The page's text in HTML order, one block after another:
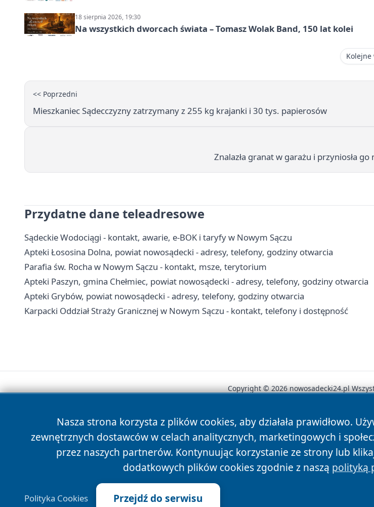
18 sierpnia 2026, 19:30
Na wszystkich dworcach świata – Tomasz Wolak Band, 150 lat kolei
Kolejne
<< Poprzedni
Mieszkaniec Sądecczyzny zatrzymany z 255 kg krajanki i 30 tys. papierosów
Znalazła granat w garażu i przyniosła
Przydatne dane teleadresowe
Sądeckie Wodociągi - kontakt, awarie, e-BOK i taryfy w Nowym Sączu
Apteki Łososina Dolna, powiat nowosądecki - adresy, telefony, godziny otwarcia
Parafia św. Rocha w Nowym Sączu - kontakt, msze, terytorium
Apteki Paszyn, gmina Chełmiec, powiat nowosądecki - adresy, telefony, godziny otwarcia
Apteki Grybów, powiat nowosądecki - adresy, telefony, godziny otwarcia
Karpacki Oddział Straży Granicznej w Nowym Sączu - kontakt, telefony i dostępność
Nasza strona korzysta z plików cookies, aby działała prawidłowo.
zewnętrznych dostawców w celach analitycznych, marketingowych i
przez naszych partnerów. Kontynuując korzystanie ze strony lub
dodatkowych plików cookies zgodnie z naszą polityką
Polityka Cookies Przejdź do serwisu
Copyright © 2026 nowosadecki24.pl
News Autorzy Polityka